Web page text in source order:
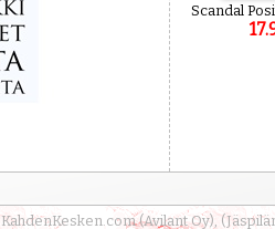
Scandal
KahdenKesken.com (Avilant Oy),